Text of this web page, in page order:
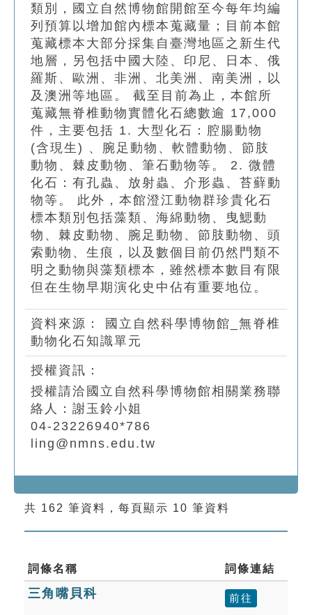
遊戲專區
教學應用
貓頭鷹博士
類別，國立自然博物館開館至今每年均編
列預算以增加館內標本蒐藏量；目前本館
蒐藏標本大部分採集自臺灣地區之新生代
地層，另包括中國大陸、印尼、日本、俄
羅斯、歐洲、非洲、北美洲、南美洲，以
及澳洲等地區。 截至目前為止，本館所
蒐藏無脊椎動物實體化石總數逾 17,000
件，主要包括 1. 大型化石：腔腸動物
(含現生) 、腕足動物、軟體動物、節肢
動物、棘皮動物、筆石動物等。 2. 微體
化石：有孔蟲、放射蟲、介形蟲、苔蘚動
物等。 此外，本館澄江動物群珍貴化石
標本類別包括藻類、海綿動物、曳鰓動
物、棘皮動物、腕足動物、節肢動物、頭
索動物、生痕，以及數個目前仍然門類不
明之動物與藻類標本，雖然標本數目有限
但在生物早期演化史中佔有重要地位。
資料來源：
國立自然科學博物館_無脊椎
動物化石知識單元
授權資訊：
授權請洽國立自然科學博物館相關業務聯
絡人：謝玉鈴小姐
04-23226940*786
ling@nmns.edu.tw
共 162 筆資料，每頁顯示 10 筆資料
詞條名稱 詞條連結
三角嘴貝科 前往